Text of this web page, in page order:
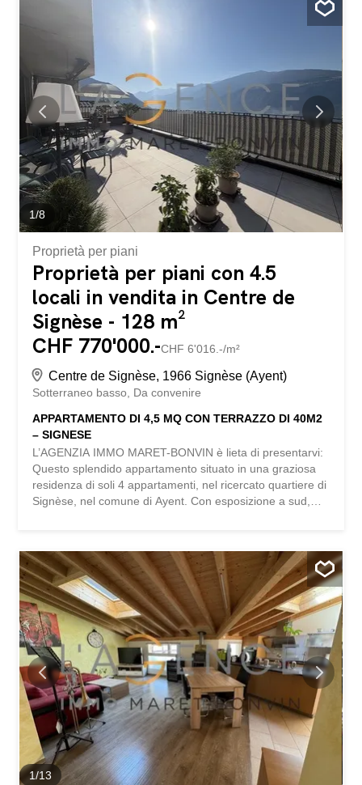
1/8
Proprietà per piani
Proprietà per piani con 4.5
locali in vendita in Centre de
Signèse - 128 m²
CHF 770'000.-CHF 6'016.-/m²
Centre de Signèse, 1966 Signèse (Ayent)
Sotterraneo basso
Da convenire
APPARTAMENTO DI 4,5 MQ CON TERRAZZO DI 40M2
– SIGNESE
L’AGENZIA IMMO MARET-BONVIN è lieta di presentarvi:
Questo splendido appartamento situato in una graziosa
residenza di soli 4 appartamenti, nel ricercato quartiere di
Signèse, nel comune di Ayent. Con esposizione a sud,
e un ambiente piacevole in ogni stagione. Situato in
posizione ideale, si raggiunge il centro di Sion in soli 10
minuti e Uvrier in 6 minuti, godendo al contempo della
tranquillità e della qualità di vita che offre questo quartiere
residenziale. Distribuzione: – Ingresso con armadi a muro
– Un ampio soggiorno luminoso con accesso diretto alla
terrazza – Una cucina completamente attrezzata – Una
camera da letto principale – Due camere da letto
supplementari – Un bagno con doccia a pavimento e WC
– Un bagno con WC – Un comodo ripostiglio – Una
magnifica terrazza di 40 m² esposta a sud Accessori: –
Una cantina privata – Due...
1/13